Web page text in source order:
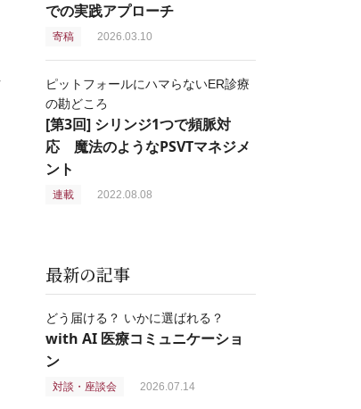
での実践アプローチ
寄稿 2026.03.10
ピットフォールにハマらないER診療
の勘どころ
[第3回] シリンジ1つで頻脈対
応 魔法のようなPSVTマネジメ
ント
連載 2022.08.08
最新の記事
どう届ける？ いかに選ばれる？
with AI 医療コミュニケーショ
ン
対談・座談会 2026.07.14